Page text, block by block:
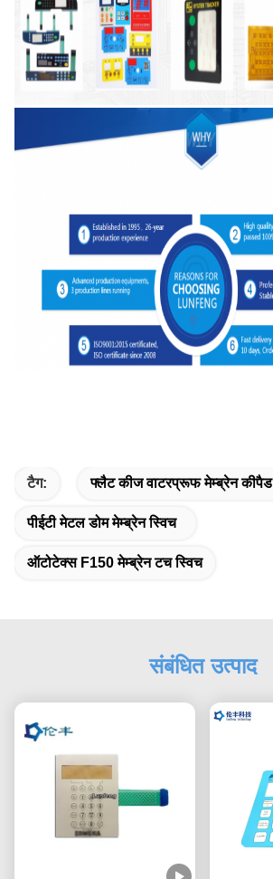
टैग: फ्लैट कीज वाटरप्रूफ मेम्ब्रेन कीपैड
पीईटी मेटल डोम मेम्ब्रेन स्विच
ऑटोटेक्स F150 मेम्ब्रेन टच स्विच
संबंधित उत्पाद